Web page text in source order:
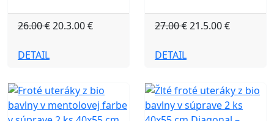
26.00 €20.3.00 €
DETAIL
27.00 €21.5.00 €
DETAIL